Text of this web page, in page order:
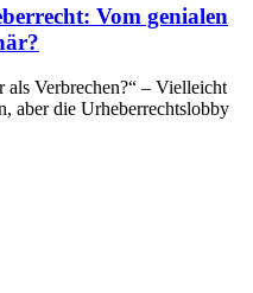
Vom genialen
als Verbrechen?“ – Vielleicht
aber die Urheberrechtslobby